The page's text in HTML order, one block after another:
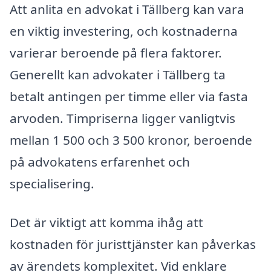
Att anlita en advokat i Tällberg kan vara
en viktig investering, och kostnaderna
varierar beroende på flera faktorer.
Generellt kan advokater i Tällberg ta
betalt antingen per timme eller via fasta
arvoden. Timpriserna ligger vanligtvis
mellan 1 500 och 3 500 kronor, beroende
på advokatens erfarenhet och
specialisering.
Det är viktigt att komma ihåg att
kostnaden för juristtjänster kan påverkas
av ärendets komplexitet. Vid enklare